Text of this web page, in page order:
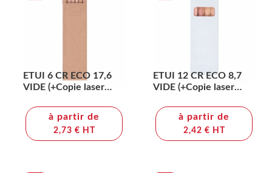
ETUI 6 CR ECO 17,6
VIDE (+Copie laser
à partir de
2,73 € HT
ETUI 12 CR ECO 8,7
VIDE (+Copie laser
à partir de
2,42 € HT